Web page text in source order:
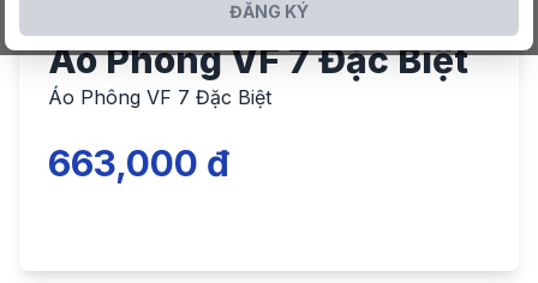
Áo Phông VF 7 Đặc Biệt
Áo Phông VF 7 Đặc Biệt
663,000 đ
ĐĂNG KÝ